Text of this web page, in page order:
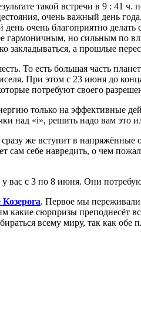
такой встречи в 9 : 41
очень важный день
очень благоприятно
гармоничным, но сильным по
закладываться, а прошлые
То есть большая часть
При этом с 23 июня до
потребуют своего
только на эффективные
над «i», решить надо вам это
же вступит в
сам себе навредить, о чем
с 3 по 8 июня. Они
. Первое мы переживали
сюрпризы преподнесёт
всему миру, так как